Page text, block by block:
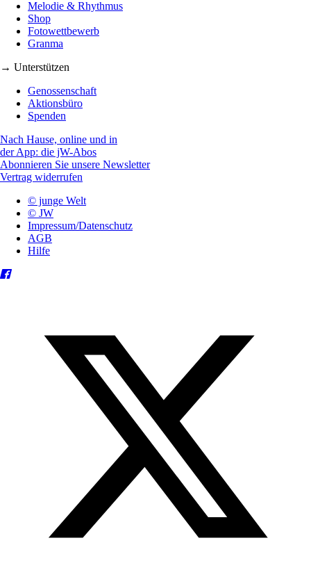
Melodie & Rhythmus
Shop
Fotowettbewerb
Granma
→ Unterstützen
Genossenschaft
Aktionsbüro
Spenden
Nach Hause, online und in
der App: die jW-Abos
Abonnieren Sie unsere Newsletter
Vertrag widerrufen
© junge Welt
© JW
Impressum/Datenschutz
AGB
Hilfe